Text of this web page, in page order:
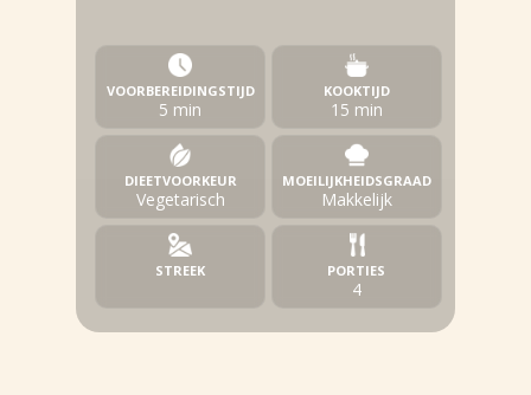
VOORBEREIDINGSTIJD
5 min
KOOKTIJD
15 min
DIEETVOORKEUR
Vegetarisch
MOEILIJKHEIDSGRAAD
Makkelijk
STREEK PORTIES
4